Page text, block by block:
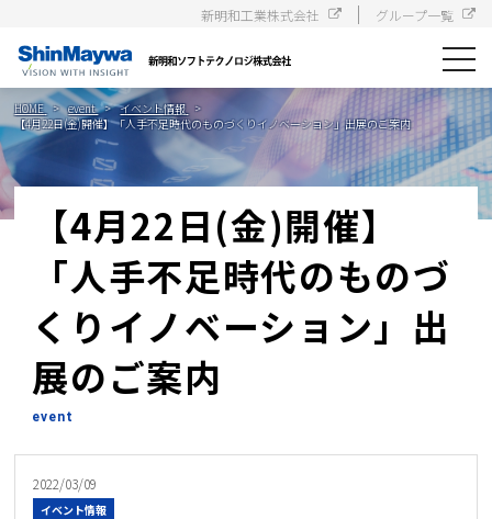
toggle
新明和工業株式会社 グループ一覧
HOME event
イベント情報
【4月22日(金)開催】「人手不足時代のものづくりイノベーション」出展のご案内
【4月22日(金)開催】
「人手不足時代のものづ
くりイノベーション」出
展のご案内
event
2022/03/09
イベント情報